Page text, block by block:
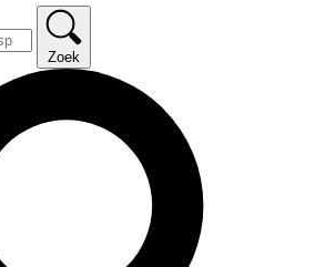
Zoek